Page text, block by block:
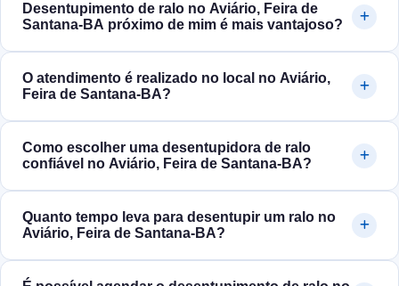
Desentupimento de ralo no Aviário, Feira de
Santana‑BA próximo de mim é mais vantajoso?
O atendimento é realizado no local no Aviário,
Feira de Santana‑BA?
Como escolher uma desentupidora de ralo
confiável no Aviário, Feira de Santana‑BA?
Quanto tempo leva para desentupir um ralo no
Aviário, Feira de Santana‑BA?